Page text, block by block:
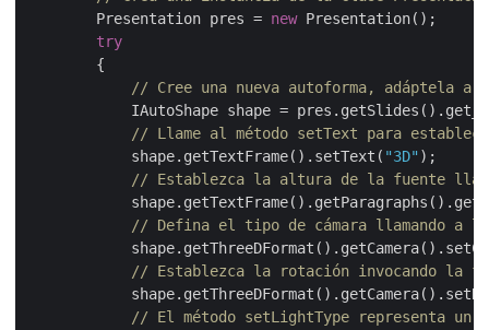
        Presentation pres =
new Presentation();
try
        {
// Cree una nueva autoforma, adáptela
IAutoShape shape =
// Llame al método setText para
            shape.getTextFrame().setText(
"3D" );
// Establezca la altura de la fuente
// Defina el tipo de cámara llamando a
// Establezca la rotación invocando la
// El método setLightType representa